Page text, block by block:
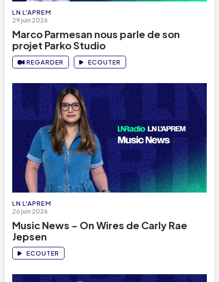
LN L'APREM
29 juin 2026
Marco Parmesan nous parle de son
projet Parko Studio
REGARDER ECOUTER
LN L'APREM
26 juin 2026
Music News - On Wires de Carly Rae
Jepsen
ECOUTER